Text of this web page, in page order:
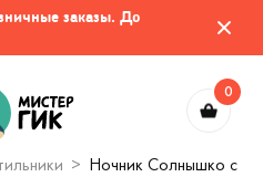
заказы. До
0
Ночник Солнышко с